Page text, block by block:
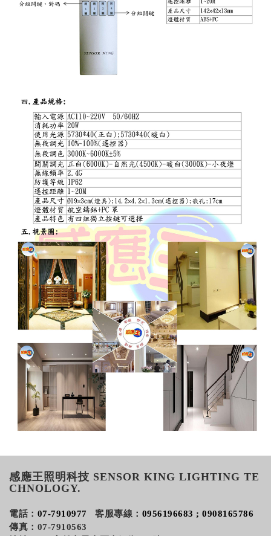
感應王照明科技 SENSOR KING LIGHTING TE
CHNOLOGY.
電話： 07-7910977 客服專線： 0956196683 ; 0908165786
傳真：07-7910563